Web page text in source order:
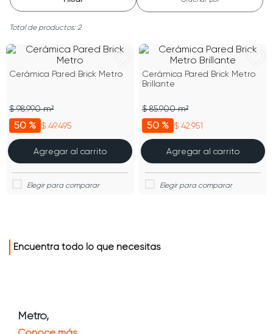
2
Cerámica Pared Brick Metro
50 % $ 49.495
$ 98.990 m²
Agregar al carrito
Cerámica Pared Brick Metro
Brillante
50 % $ 42.951
$ 85.900 m²
Agregar al carrito
Encuentra todo lo que necesitas
Metro,